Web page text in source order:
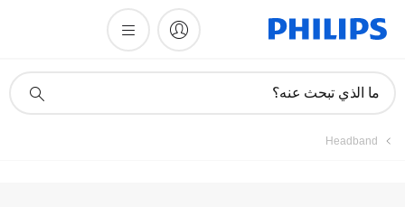
دعم
ما الذي تبحث عنه؟
Headband